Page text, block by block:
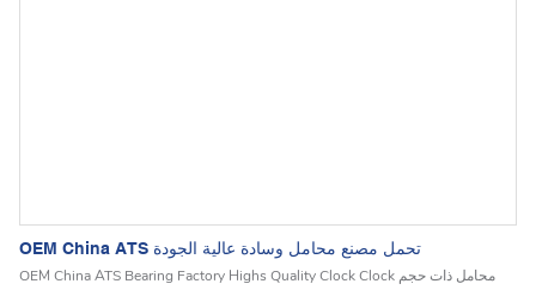
OEM China ATS تحمل مصنع محامل وسادة عالية الجودة
OEM China ATS Bearing Factory Highs Quality Clock Clock محامل ذات حجم